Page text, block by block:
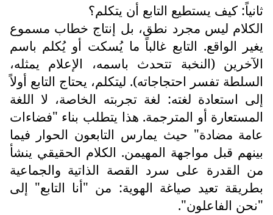
ثانياً: كيف يستطيع التابع أن يتكلم؟
الكلام ليس مجرد نطق، بل إنتاج خطاب مسموع
يغير الواقع. التابع غالباً ما يُسكت أو يُكلم باسم
الآخرين (النخبة تتحدث باسمه، الإعلام يمثله،
السلطة تفسر احتجاجاته). ليتكلم، يحتاج التابع أولاً
إلى استعادة لغته: لغة تجربته الخاصة، لا اللغة
المستعارة أو المترجمة. هذا يتطلب بناء "فضاءات
عامة مضادة" حيث يمارس التابعون الحوار فيما
بينهم قبل مواجهة المهيمن. الكلام الحقيقي ينشأ
من القدرة على سرد القصة الذاتية والجماعية
بطريقة تعيد صياغة الهوية: من "أنا التابع" إلى
"نحن الفاعلون".